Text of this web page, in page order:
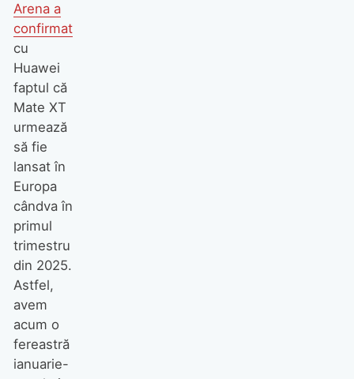
Arena a
confirmat
cu
Huawei
faptul că
Mate XT
urmează
să fie
lansat în
Europa
cândva în
primul
trimestru
din 2025.
Astfel,
avem
acum o
fereastră
ianuarie-